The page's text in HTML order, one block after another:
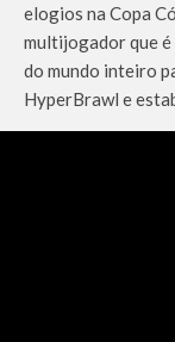
elogios na Copa
multijogador que
do mundo inteiro
HyperBrawl e